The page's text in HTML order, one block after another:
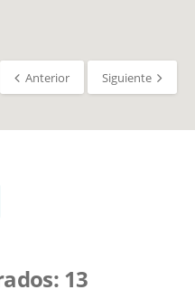
Anterior Siguiente
13